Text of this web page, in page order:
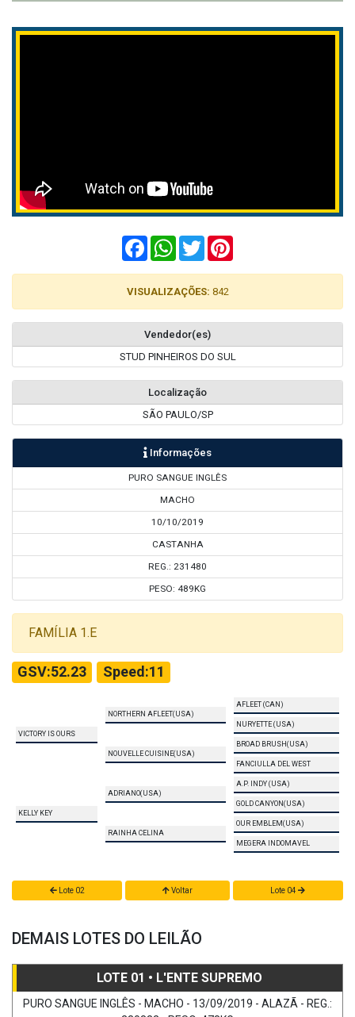
FacebookWhatsApp
Twitter
VISUALIZAÇÕES: 842
Vendedor(es)
STUD PINHEIROS DO SUL
Localização
SÃO PAULO/SP
Informações
PURO SANGUE INGLÊS
MACHO
10/10/2019
CASTANHA
REG.: 231480
PESO: 489KG
FAMÍLIA 1.E
GSV:52.23 Speed:11
VICTORY IS OURS
NORTHERN AFLEET(USA)
AFLEET (CAN)
NURYETTE (USA)
NOUVELLE CUISINE(USA)
BROAD BRUSH(USA)
FANCIULLA DEL WEST
KELLY KEY
ADRIANO(USA)
A.P. INDY (USA)
GOLD CANYON(USA)
RAINHA CELINA
OUR EMBLEM(USA)
MEGERA INDOMAVEL
Lote 02 Voltar Lote 04
DEMAIS LOTES DO LEILÃO
LOTE 01 • L'ENTE SUPREMO
PURO SANGUE INGLÊS - MACHO - 13/09/2019 - ALAZÃ - REG.: